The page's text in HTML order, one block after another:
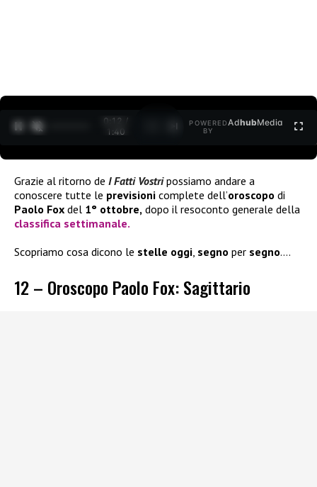
0:12 /
1:40
POWERED
BY
AdhubMedia
Grazie al ritorno de I Fatti Vostripossiamo andare a
conoscere tutte le previsioni complete dell’oroscopo di
Paolo Fox del 1° ottobre, dopo il resoconto generale della
classifica settimanale.
Scopriamo cosa dicono le stelle oggi segno per segno….
12 – Oroscopo Paolo Fox: Sagittario